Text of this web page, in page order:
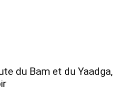
du Bam et du Yaadga,